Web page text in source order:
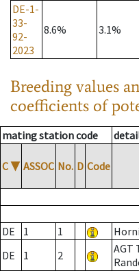
DE-1-
33-
92-
2023
8.6% 3.1%
Breeding values
coefficients of
mating station code
C ▼ ASSOC No. D Code
DE 1 1
DE
1 2
AGT